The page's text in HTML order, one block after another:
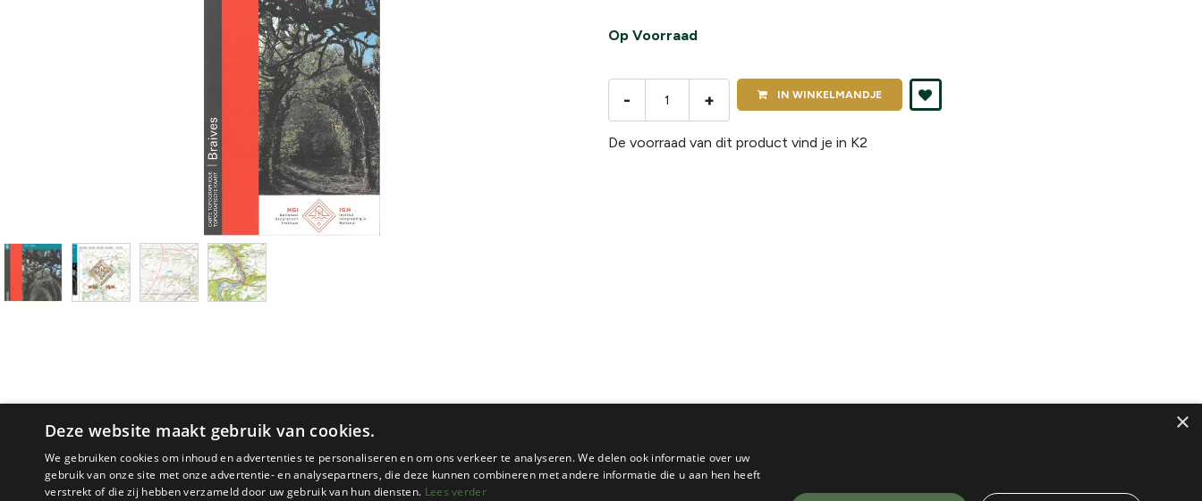
Op Voorraad
- + IN WINKELMANDJE
De voorraad van dit product vind je in K2
PRODUCTOMSCHRIJVING
×
Deze website maakt gebruik van cookies.
We gebruiken cookies om inhoud en advertenties te personaliseren en om ons verkeer te analyseren. We delen ook informatie over uw
gebruik van onze site met onze advertentie- en analysepartners, die deze kunnen combineren met andere informatie die u aan hen heeft
verstrekt of die zij hebben verzameld door uw gebruik van hun diensten. Lees verder